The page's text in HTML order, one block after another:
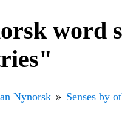
word
Nynorsk Senses by